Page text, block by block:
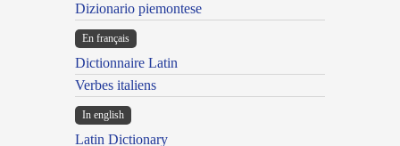
Dizionario piemontese
En français
Dictionnaire Latin
Verbes italiens
In english
Latin Dictionary